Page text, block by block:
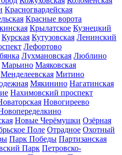
Красногвардейская
Красные ворота
Крылатское Кузнецкий
Курская Кутузовская Ленинский
Лефортово
Лухмановская Люблино
Марьино Маяковская
Менделеевская Митино
Мякинино Нагатинская
Нахимовский проспект
Новогиреево
Новые Черёмушки Озёрная
Поле Отрадное Охотный
Парк Победы Партизанская
Парк Петровско-